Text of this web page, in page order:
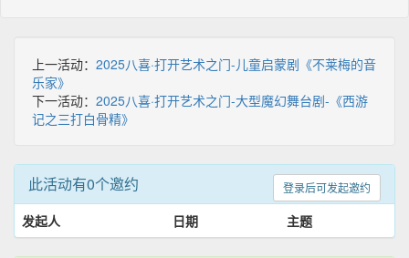
上一活动： 2025八喜·打开艺术之门-儿童启蒙剧《不莱梅的音
乐家》
下一活动： 2025八喜·打开艺术之门-大型魔幻舞台剧-《西游
记之三打白骨精》
登录后可发起邀约
此活动有0个邀约
发起人 日期 主题